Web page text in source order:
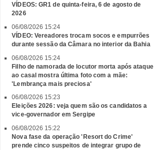
VÍDEOS: GR1 de quinta-feira, 6 de agosto de
2026
06/08/2026 15:24
VÍDEO: Vereadores trocam socos e empurrões
durante sessão da Câmara no interior da Bahia
06/08/2026 15:24
Filho de namorada de locutor morta após ataque
ao casal mostra última foto com a mãe:
'Lembrança mais preciosa'
06/08/2026 15:23
Eleições 2026: veja quem são os candidatos a
vice-governador em Sergipe
06/08/2026 15:22
Nova fase da operação 'Resort do Crime'
prende cinco suspeitos de integrar grupo de